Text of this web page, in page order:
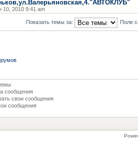
10, 2010 9:41 am
Показать темы за: Поле
сообщения
свои сообщения
сообщения